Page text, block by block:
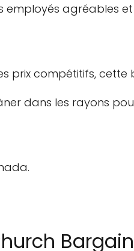
employés agréables
prix compétitifs, cette
dans les rayons